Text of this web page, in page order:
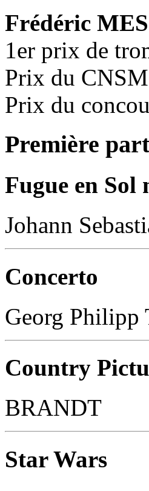
Frédéric
1er prix de
Prix du
Prix du
Première
Fugue en Sol
Johann
Concerto
Georg
Country
BRANDT
Star Wars